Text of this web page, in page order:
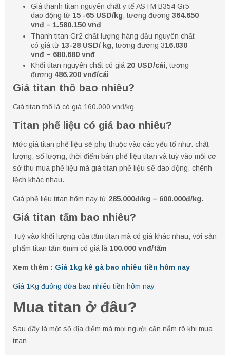
Giá thanh titan nguyên chất y tế ASTM B354 Gr5
dao động từ 15 -65 USD/kg, tương đương 364.650
vnđ – 1.580.150 vnđ
Thanh titan Gr2 chất lượng hàng đầu nguyên chất
có giá từ 13-28 USD/ kg, tương đương 316.030
vnđ – 680.680 vnđ
Khối titan nguyên chất có giá 20 USD/cái, tương
đương 486.200 vnđ/cái
Giá titan thô bao nhiêu?
Giá titan thô là có giá 160.000 vnđ/kg
Titan phế liệu có giá bao nhiêu?
Mức giá titan phế liệu sẽ phụ thuộc vào các yếu tố như: chất
lượng, số lượng, thời điểm bán phế liệu titan và tuỳ vào mỗi cơ
sở thu mua phế liệu mà giá titan phế liệu sẽ dao động, chênh
lệch khác nhau.
Giá phế liệu titan hôm nay từ 285.000đ/kg – 600.000đ/kg.
Giá titan tấm bao nhiêu?
Tuỳ vào khối lượng của tấm titan mà có giá khác nhau, với sản
phẩm titan tấm 6mm có giá là 100.000 vnđ/tấm
Xem thêm : Giá 1kg kê gà bao nhiêu tiền hôm nay
Giá 1Kg đuông dừa bao nhiêu tiền hôm nay
Mua titan ở đâu?
Sau đây là một số địa điểm mà mọi người cần nắm rõ khi mua
titan